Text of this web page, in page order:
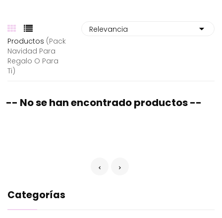
Categorías
Productos (pack
Navidad Para
Regalo O Para
Ti)
-- No se han encontrado productos --